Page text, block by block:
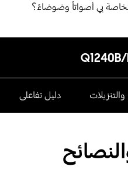
بي أصواتاً وضوضاءً؟
دليل تفاعلى